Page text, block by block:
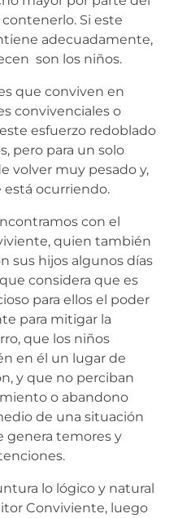
Si este
adecuadamente,
son los niños.
que conviven en
convivenciales o
esfuerzo redoblado
pero para un solo
volver muy pesado y,
está ocurriendo.
con el
quien también
sus hijos algunos días
considera que es
para ellos el poder
para mitigar la
que los niños
en él un lugar de
y que no perciban
o abandono
de una situación
genera temores y
lo lógico y natural
Conviviente, luego